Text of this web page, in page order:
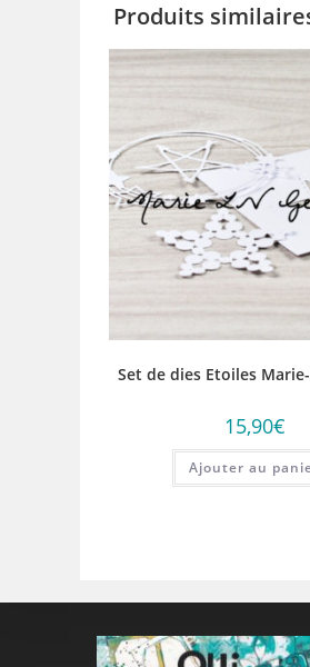
Produits
Set de dies Etoiles
15,90€
Ajouter au